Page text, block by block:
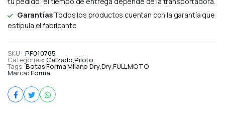
GarantíasTodos los productos cuentan con la garantía que
estípula el fabricante
SKU: PF010785
Categories: Calzado,Piloto
Tags: Botas Forma Milano Dry,Dry,FULLMOTO
Marca: Forma